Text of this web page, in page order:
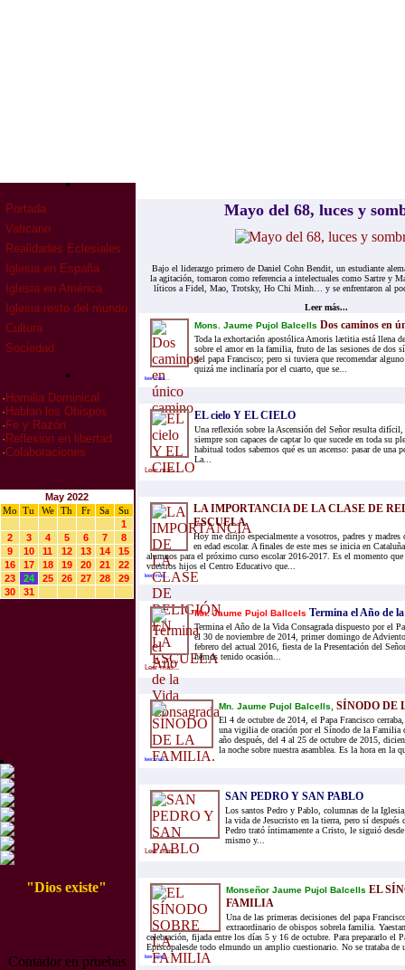
Portada
Vaticano
Realidades Eclesiales
Iglesia en España
Iglesia en América
Iglesia resto del mundo
Cultura
Sociedad
· Homilia Dominical
· Hablan los Obispos
· Fe y Razón
· Reflexion en libertad
·Colaboraciones
May 2022
Mo
Tu We Th Fr Sa
Su
1
2
3 4 5 6 7
8
9
10 11 12 13 14
15
16
17 18 19 20 21
22
23
24 25 26 27 28
29
30
31
"Dios existe"
Contador en pruebas
Mayo del 68, lu­ces y
Bajo el li­de­raz­go pri­me­ro de Da­niel Cohn Ben­dit, un es­tu­dian­te
la agi­ta­ción, to­ma­ron como re­fe­ren­cia a in­te­lec­tua­les como Sar­tre y
lí­ti­cos a Fi­del, Mao, Trotsky, Ho Chi Minh… y se en­fren­ta­ron al
Leer más...
Mons. Jaume Pujol Balcells Dos caminos en
Toda la exhortación apostólica Amoris lætitia está llena
sobre el amor en la familia, fruto de las sesiones de dos
del papa Francisco; pero si tuviera que recomendar
quizá me inclinaría por el cuarto, que se...
leer mas...
EL cielo Y EL CIELO
Una reflexión sobre la Ascensión del Señor resulta difícil,
siempre son capaces de captar lo que sucede en toda su
habitual todos sabemos qué es un ascenso: pasar de una
La...
Leer mas...
LA IMPORTANCIA DE LA CLASE DE
ESCUELA
Hoy me dirijo especialmente a vosotros, padres y
en edad escolar. A finales de este mes se inicia en
alumnos para el próximo curso escolar 2016-2017. Es el momento que
vuestros hijos el Centro Educativo que...
leer mas...
Mn. Jaume Pujol Ballcels Termina el Año de
Termina el Año de la Vida Consagrada dispuesto por el
el 30 de noviembre de 2014, primer domingo de
febrero del actual 2016, fiesta de la Presentación del
hemos tenido ocasión...
Leer mas...
Mn. Jaume Pujol Balcells, SÍNODO DE
El 4 de octubre de 2014, el Papa Francisco
una vigilia de oración por el Sínodo de la Familia
año después, del 4 al 25 de octubre de 2015,
la noche sobre nuestra asamblea. Es la hora en la
leer mas...
SAN PEDRO Y SAN PABLO
Los santos Pedro y Pablo, columnas de la
la vida de Jesucristo en la tierra, pero sí después
Pedro trató íntimamente a Cristo, le siguió
mismo y...
Leer mas...
Monseñor Jaume Pujol Balcells EL
FAMILIA
Una de las primeras decisiones del papa
extraordinario de obispos sobrela familia.
celebración, fijada entre los días 5 y 16 de octubre. Para prepararlo el
Episcopalesde todo elmundo un amplio cuestionario. No se trataba de
leer mas...